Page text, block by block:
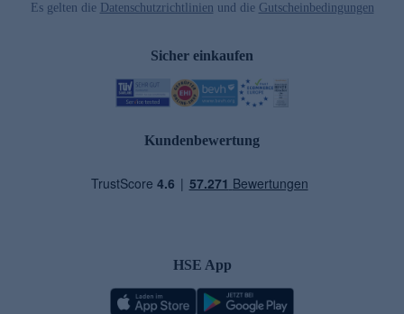
Es gelten die Datenschutzrichtlinien und die Gutscheinbedingungen
Sicher einkaufen
Kundenbewertung
HSE App